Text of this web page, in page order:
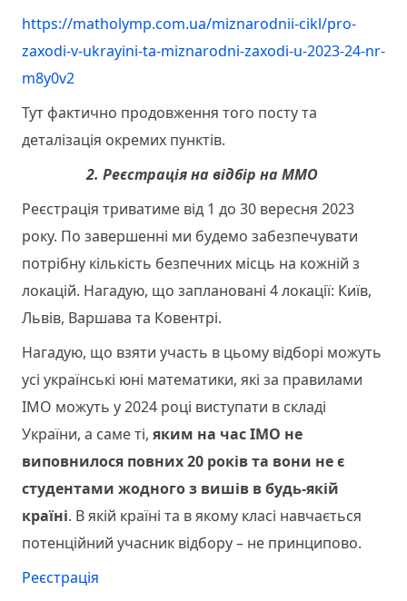
https://matholymp.com.ua/miznarodnii-cikl/pro-
zaxodi-v-ukrayini-ta-miznarodni-zaxodi-u-2023-24-nr-
m8y0v2
Тут фактично продовження того посту та
деталізація окремих пунктів.
2. Реєстрація на відбір на ММО
Реєстрація триватиме від 1 до 30 вересня 2023
року. По завершенні ми будемо забезпечувати
потрібну кількість безпечних місць на кожній з
локацій. Нагадую, що заплановані 4 локації: Київ,
Львів, Варшава та Ковентрі.
Нагадую, що взяти участь в цьому відборі можуть
усі українські юні математики, які за правилами
ІМО можуть у 2024 році виступати в складі
України, а саме ті, яким на час ІМО не
виповнилося повних 20 років та вони не є
студентами жодного з вишів в будь-якій
країні. В якій країні та в якому класі навчається
потенційний учасник відбору – не принципово.
Реєстрація